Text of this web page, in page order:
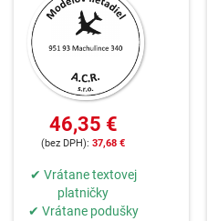
46,35 €
37,68 €
✔ Vrátane textovej
platničky
✔ Vrátane podušky